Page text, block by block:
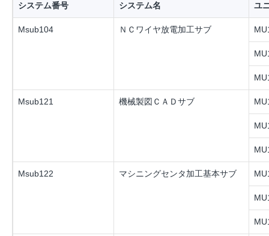
システム番号 システム名 ユ
Msub104 ＮＣワイヤ放電加工サブ
Msub121 機械製図ＣＡＤサブ
Msub122 マシニングセンタ加工基本サブ